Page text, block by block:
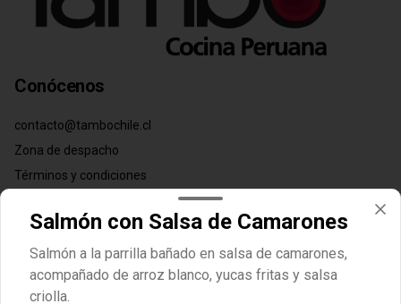
Conócenos
contacto@tambochile.cl
Zona de despacho
Términos y condiciones
Instagram
Salmón con Salsa de Camarones
Salmón a la parrilla bañado en salsa de camarones,
acompañado de arroz blanco, yucas fritas y salsa
criolla.